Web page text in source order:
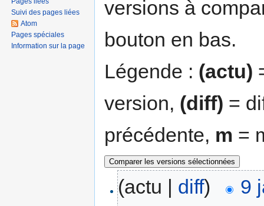
versions à
bouton en bas.
Légende : (actu)
version, (diff) =
précédente, m =
(actu | diff)
9
Suivi des pages liées
Atom
Pages spéciales
Information sur la page